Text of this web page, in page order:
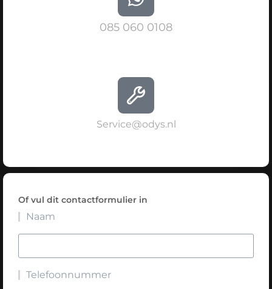
085 060 0108
Service@odys.nl
Of vul dit contactformulier in
Naam
Telefoonnummer